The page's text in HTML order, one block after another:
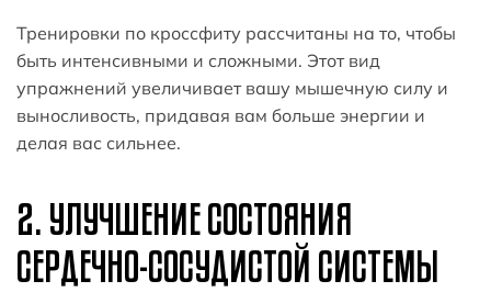
Тренировки по кроссфиту рассчитаны на то, чтобы
быть интенсивными и сложными. Этот вид
упражнений увеличивает вашу мышечную силу и
выносливость, придавая вам больше энергии и
делая вас сильнее.
2. УЛУЧШЕНИЕ СОСТОЯНИЯ
СЕРДЕЧНО-СОСУДИСТОЙ СИСТЕМЫ